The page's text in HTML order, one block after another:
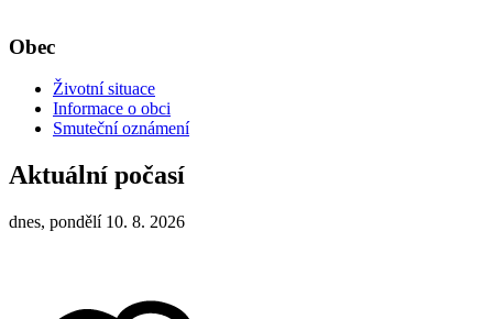
Obec
Životní situace
Informace o obci
Smuteční oznámení
Aktuální počasí
dnes, pondělí 10. 8. 2026